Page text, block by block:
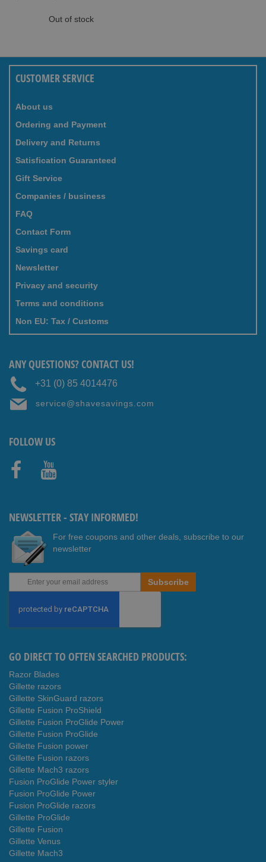
Out of stock
CUSTOMER SERVICE
About us
Ordering and Payment
Delivery and Returns
Satisfication Guaranteed
Gift Service
Companies / business
FAQ
Contact Form
Savings card
Newsletter
Privacy and security
Terms and conditions
Non EU: Tax / Customs
ANY QUESTIONS? CONTACT US!
+31 (0) 85 4014476
service@shavesavings.com
FOLLOW US
NEWSLETTER - STAY INFORMED!
For free coupons and other deals, subscribe to our
newsletter
Up
Our
Newsletter:
Subscribe
GO DIRECT TO OFTEN SEARCHED PRODUCTS:
Razor Blades
Gillette razors
Gillette SkinGuard razors
Gillette Fusion ProShield
Gillette Fusion ProGlide Power
Gillette Fusion ProGlide
Gillette Fusion power
Gillette Fusion razors
Gillette Mach3 razors
Fusion ProGlide Power styler
Fusion ProGlide Power
Fusion ProGlide razors
Gillette ProGlide
Gillette Fusion
Gillette Venus
Gillette Mach3